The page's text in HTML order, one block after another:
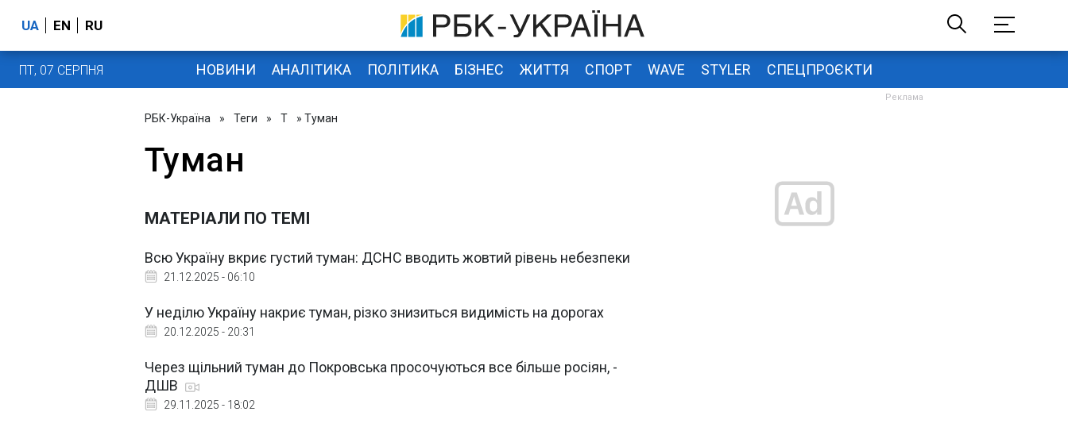
UA EN RU
ПТ, 07 СЕРПНЯ НОВИНИ АНАЛІТИКА ПОЛІТИКА БІЗНЕС ЖИТТЯ СПОРТ WAVE STYLER СПЕЦПРОЄКТИ
РБК-Україна » Теги » Т » Туман
Туман
МАТЕРІАЛИ ПО ТЕМІ
Всю Україну вкриє густий туман: ДСНС вводить жовтий рівень небезпеки
21.12.2025 - 06:10
У неділю Україну накриє туман, різко знизиться видимість на дорогах
20.12.2025 - 20:31
Через щільний туман до Покровська просочуються все більше росіян, -
ДШВ
29.11.2025 - 18:02